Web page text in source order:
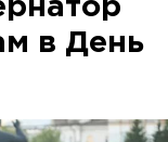
в День